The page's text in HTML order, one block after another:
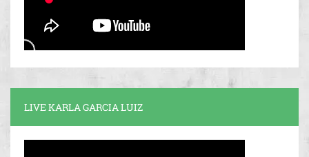
LIVE KARLA GARCIA LUIZ